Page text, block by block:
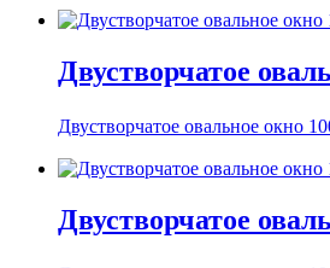
Двустворчатое
Двустворчатое овальное окно
Двустворчатое